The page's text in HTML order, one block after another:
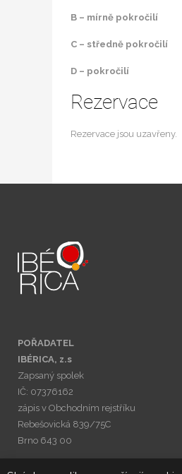
B – mírně pokročilí
C – středně pokročilí
D – pokročilí
Rezervace
Rezervace jsou uzavřeny.
POŘADATEL
IBÉRICA, z.s
Zapsaný spolek
IČ: 07376162
zápis v Obchodním rejstříku
Rebešovická 839/75C
Brno 643 00